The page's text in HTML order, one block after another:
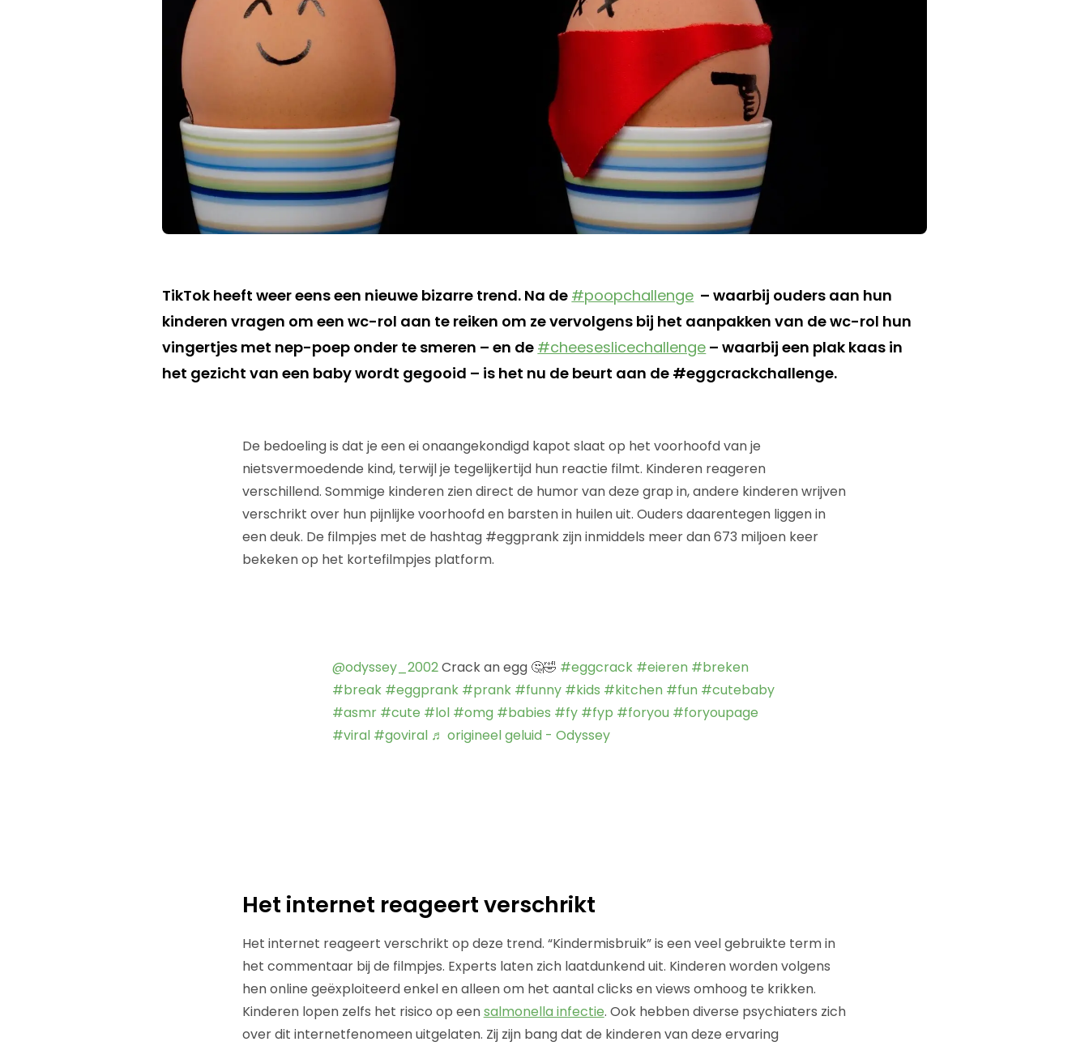
TikTok heeft weer eens een nieuwe bizarre trend. Na de #poopchallenge – waarbij ouders aan hun
kinderen vragen om een wc-rol aan te reiken om ze vervolgens bij het aanpakken van de wc-rol hun
vingertjes met nep-poep onder te smeren – en de #cheeseslicechallenge – waarbij een plak kaas in
het gezicht van een baby wordt gegooid – is het nu de beurt aan de #eggcrackchallenge.
De bedoeling is dat je een ei onaangekondigd kapot slaat op het voorhoofd van je
nietsvermoedende kind, terwijl je tegelijkertijd hun reactie filmt. Kinderen reageren
verschillend. Sommige kinderen zien direct de humor van deze grap in, andere kinderen wrijven
verschrikt over hun pijnlijke voorhoofd en barsten in huilen uit. Ouders daarentegen liggen in
een deuk. De filmpjes met de hashtag #eggprank zijn inmiddels meer dan 673 miljoen keer
bekeken op het kortefilmpjes platform.
@odyssey_2002Crack an egg 🤔🤣 #eggcrack #eieren #breken
#break #eggprank #prank #funny #kids #kitchen #fun #cutebaby
#asmr #cute #lol #omg #babies #fy #fyp #foryou #foryoupage
#viral #goviral ♬ origineel geluid - Odyssey
Het internet reageert verschrikt
Het internet reageert verschrikt op deze trend. “Kindermisbruik” is een veel gebruikte term in
het commentaar bij de filmpjes. Experts laten zich laatdunkend uit. Kinderen worden volgens
hen online geëxploiteerd enkel en alleen om het aantal clicks en views omhoog te krikken.
Kinderen lopen zelfs het risico op eensalmonella infectie. Ook hebben diverse psychiaters zich
over dit internetfenomeen uitgelaten. Zij zijn bang dat de kinderen van deze ervaring